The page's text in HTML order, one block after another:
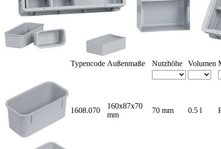
Typencode Außen­maße Nutz­höhe Volumen
1608.070
160x87x70
mm
70 mm 0.5 l